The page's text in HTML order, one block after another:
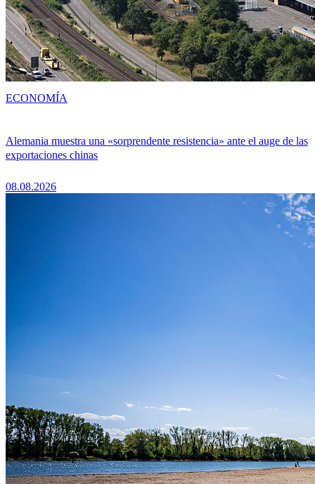
Alemania muestra una «sorprendente resistencia» ante el auge de las
exportaciones chinas
08.08.2026
ECONOMÍA